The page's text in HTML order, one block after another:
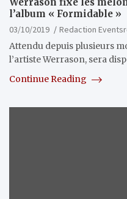
l’album « Formidable »
03/10/2019
Redaction
Attendu depuis plusieurs
l’artiste Werrason, sera
Continue Reading